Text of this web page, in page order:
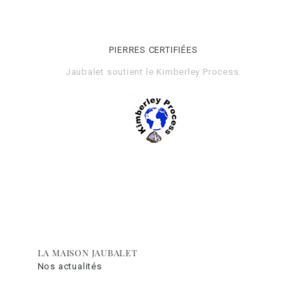
PIERRES CERTIFIÉES
Jaubalet soutient le Kimberley Process.
LA MAISON JAUBALET
Nos actualités